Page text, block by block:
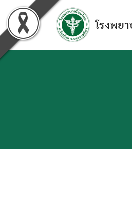
content
โรงพย